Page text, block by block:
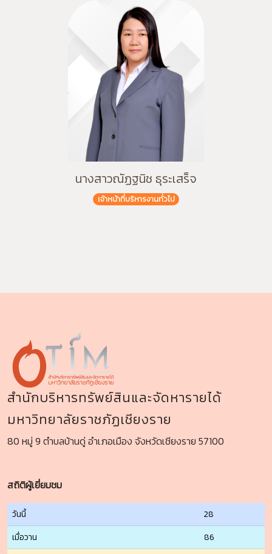
นางสาวณัฏฐนิช ธุระเสร็จ
เจ้าหน้าที่บริหารงานทั่วไป
สำนักบริหารทรัพย์สินและจัดหารายได้
มหาวิทยาลัยราชภัฏเชียงราย
80 หมู่ 9 ตำบลบ้านดู่ อำเภอเมือง จังหวัดเชียงราย 57100
สถิติผู้เยี่ยมชม
วันนี้
28
เมื่อวาน
86